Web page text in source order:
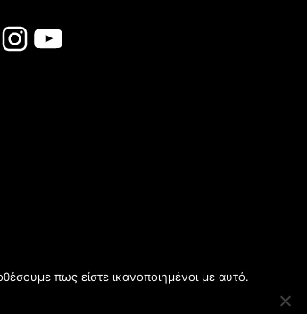
Instagram
YouTube
πως είστε ικανοποιημένοι με αυτό.